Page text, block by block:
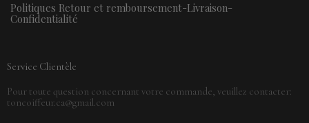
Politiques Retour et remboursement-Livraison-
Confidentialité
Service Clientèle
Pour toute question concernant votre commande, veuillez contacter:
toncoiffeur.ca@gmail.com